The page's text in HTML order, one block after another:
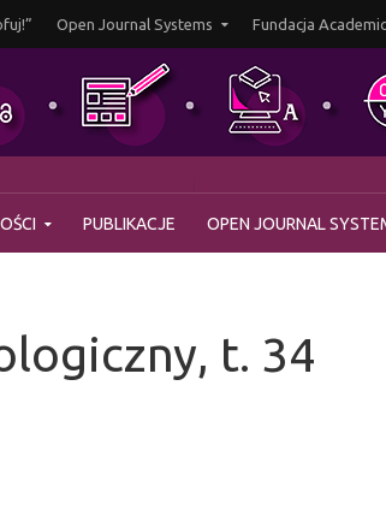
Open Journal Systems Fundacja
PUBLIKACJE OPEN JOURNAL
t. 34